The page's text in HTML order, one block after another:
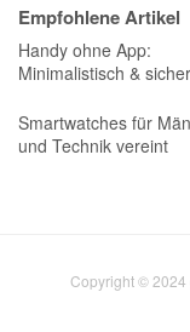
Empfohlene Artikel
Handy ohne App:
Minimalistisch &
Smartwatches für
und Technik vereint
Copyright © 2024